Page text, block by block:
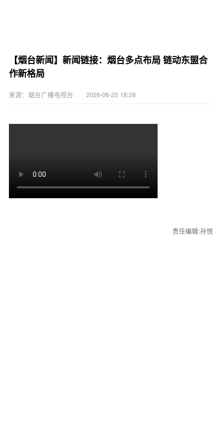
【烟台新闻】新闻链接：烟台多点布局 链动东盟合
作新格局
来源：烟台广播电视台 2026-06-25 18:28
责任编辑:孙悦